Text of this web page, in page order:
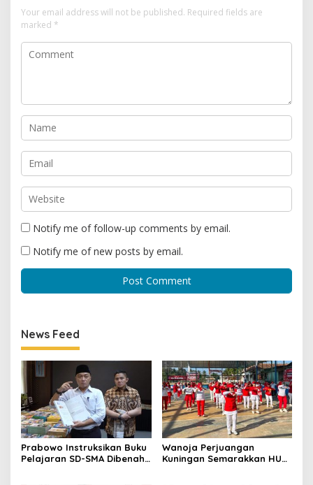
Your email address will not be published. Required fields are
marked *
Notify me of follow-up comments by email.
Notify me of new posts by email.
News Feed
Prabowo Instruksikan Buku
Pelajaran SD-SMA Dibenahi,
Wanoja Perjuangan
Kuningan Semarakkan HUT